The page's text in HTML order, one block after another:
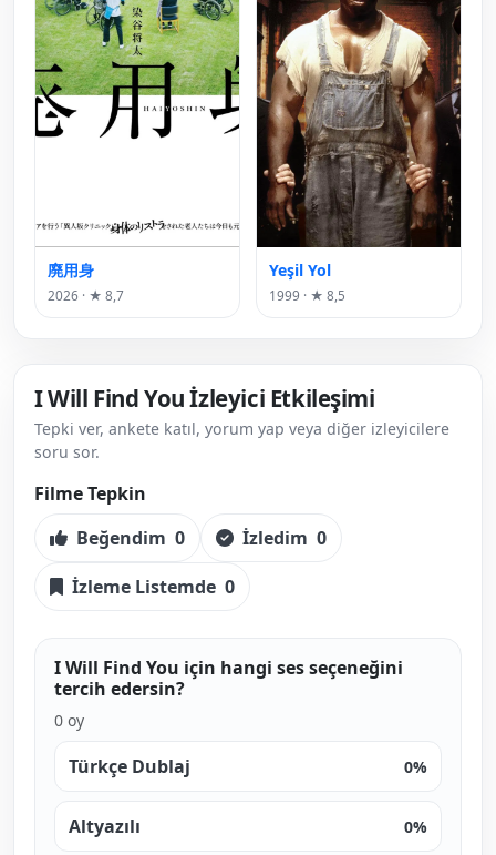
廃用身
2026 · ★ 8,7
Yeşil Yol
1999 · ★ 8,5
I Will Find You İzleyici Etkileşimi
Tepki ver, ankete katıl, yorum yap veya diğer izleyicilere
soru sor.
Filme Tepkin
Beğendim 0 İzledim 0
İzleme Listemde 0
I Will Find You için hangi ses seçeneğini
tercih edersin?
0 oy
Türkçe Dublaj 0%
Altyazılı 0%